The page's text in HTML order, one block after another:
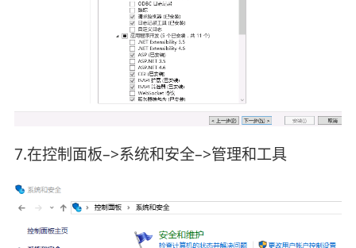
7.在控制面板–>系统和安全–>管理和工具